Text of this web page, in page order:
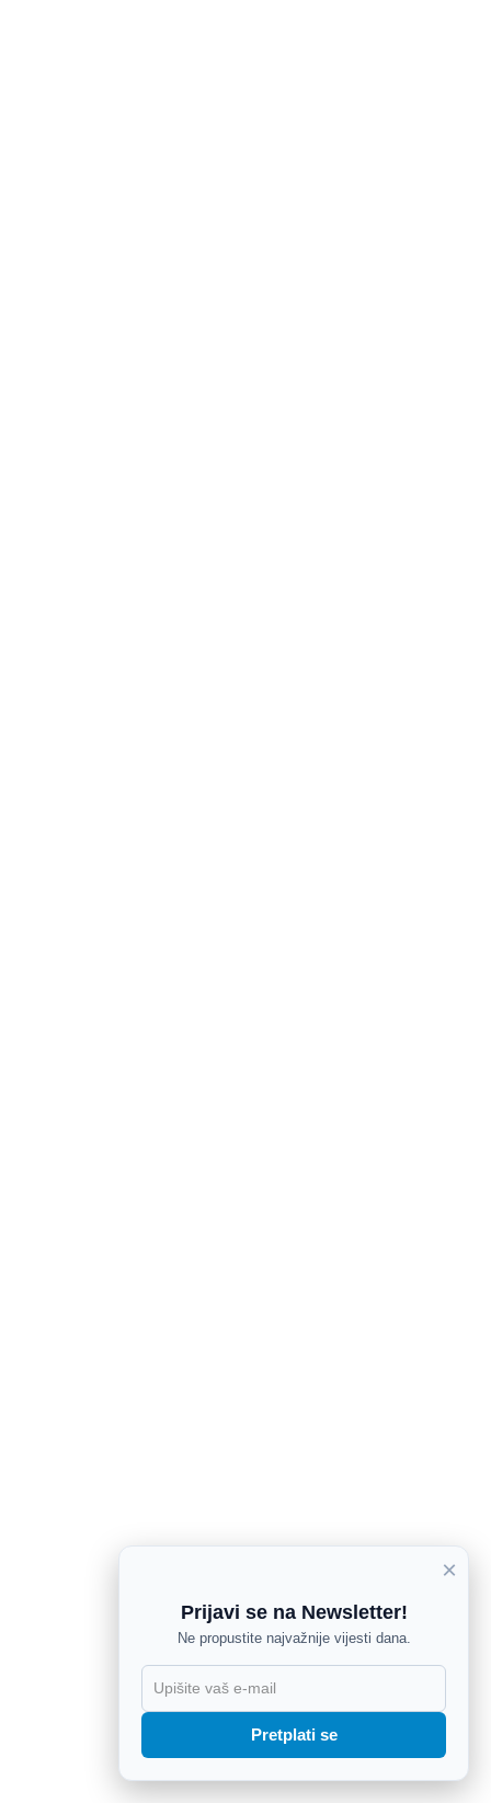
×
Prijavi se na Newsletter!
Ne propustite najvažnije vijesti dana.
Pretplati se